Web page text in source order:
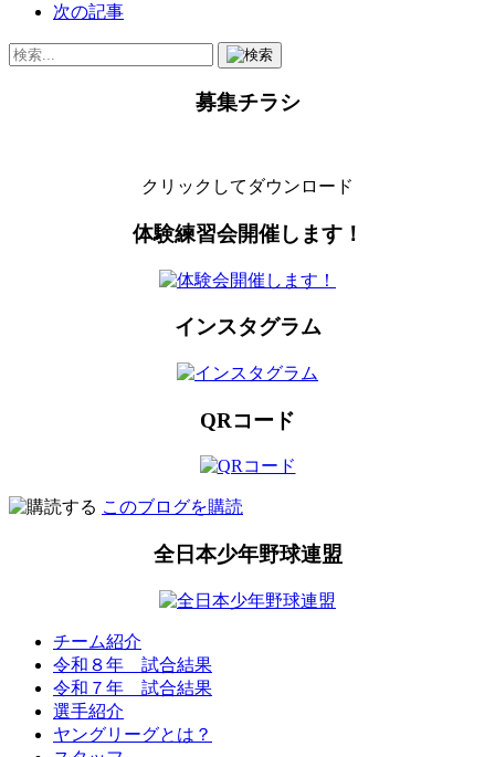
次の記事
募集チラシ
クリックしてダウンロード
体験練習会開催します！
インスタグラム
QRコード
このブログを購読
全日本少年野球連盟
チーム紹介
令和８年 試合結果
令和７年 試合結果
選手紹介
ヤングリーグとは？